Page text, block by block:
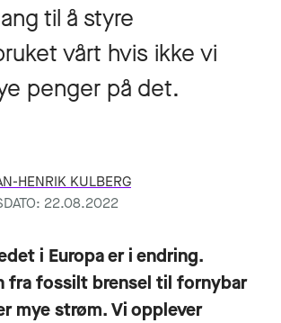
til å styre
vårt hvis ikke vi
penger på det.
HENRIK KULBERG
22.08.2022
i Europa er i endring.
fra fossilt brensel til fornybar
mye strøm. Vi opplever